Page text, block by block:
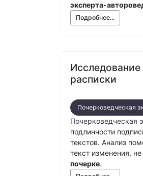
эксперта-
Подробнее...
расписки
Почерковедческая
Почерковедческая
подлинности
текстов. Анализ
текст изменения,
почерке.